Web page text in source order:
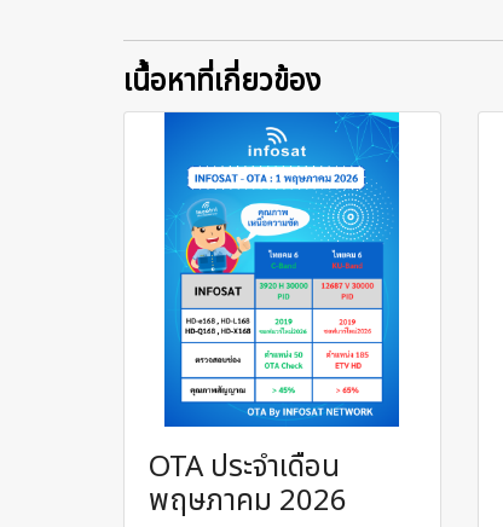
เนื้อหาที่เกี่ยวข้อง
OTA ประจำเดือน
พฤษภาคม 2026